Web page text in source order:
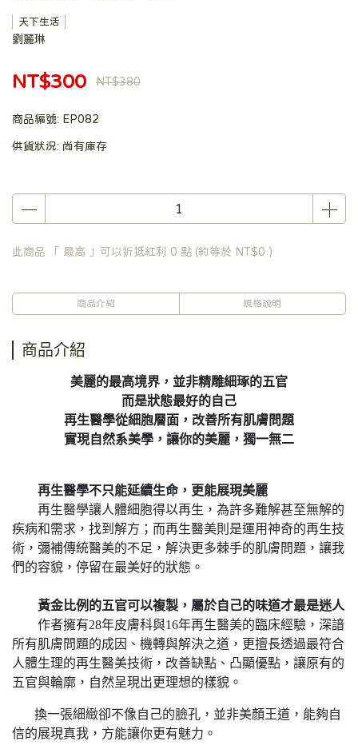
天下生活
劉麗琳
NT$300 NT$380
商品編號: EP082
供貨狀況: 尚有庫存
此商品 「 最高 」可以折抵紅利 0 點 (約等於 NT$0 )
商品介紹 規格說明
商品介紹
美麗的最高境界，並非精雕細琢的五官
而是狀態最好的自己
再生醫學從細胞層面，改善所有肌膚問題
實現自然系美學，讓你的美麗，獨一無二
再生醫學不只能延續生命，更能展現美麗
再生醫學讓人體細胞得以再生，為許多難解甚至無解的
疾病和需求，找到解方；而再生醫美則是運用神奇的再生技
術，彌補傳統醫美的不足，解決更多棘手的肌膚問題，讓我
們的容貌，停留在最美好的狀態。
黃金比例的五官可以複製，屬於自己的味道才最是迷人
作者擁有28年皮膚科與16年再生醫美的臨床經驗，深諳
所有肌膚問題的成因、機轉與解決之道，更擅長透過最符合
人體生理的再生醫美技術，改善缺點、凸顯優點，讓原有的
五官與輪廓，自然呈現出更理想的樣貌。
換一張細緻卻不像自己的臉孔，並非美顏王道，能夠自
信的展現真我，方能讓你更有魅力。